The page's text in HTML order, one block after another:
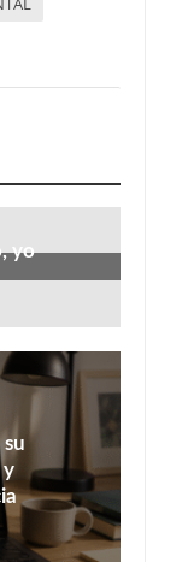
yo
y